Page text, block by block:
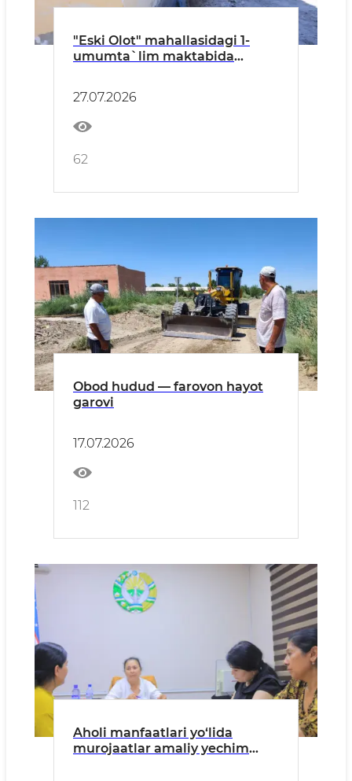
"Eski Olot" mahallasidagi 1-
umumta`lim maktabida
27.07.2026
62
Obod hudud — farovon hayot
garovi
17.07.2026
112
Aholi manfaatlari yo‘lida
murojaatlar amaliy yechim